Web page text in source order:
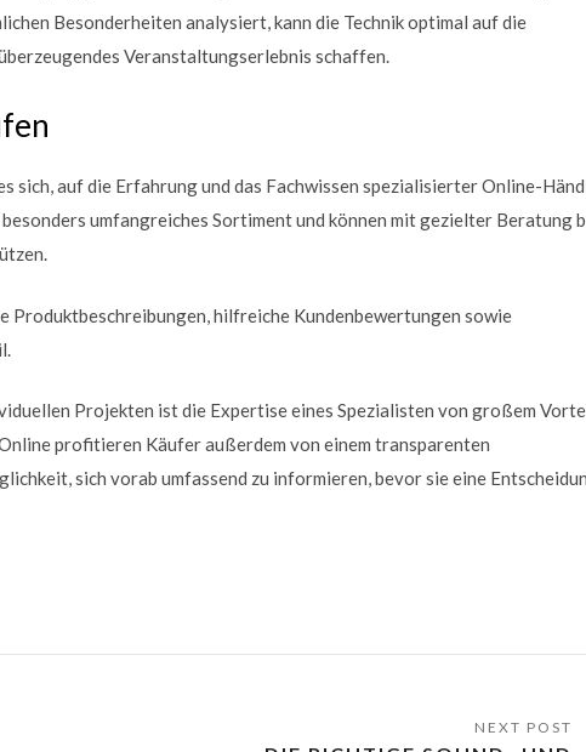
Besonderheiten analysiert, kann die Technik optimal auf die
Veranstaltungserlebnis schaffen.
sich, auf die Erfahrung und das Fachwissen spezialisierter Online-
umfangreiches Sortiment und können mit gezielter Beratung
Produktbeschreibungen, hilfreiche Kundenbewertungen sowie
Projekten ist die Expertise eines Spezialisten von großem
profitieren Käufer außerdem von einem transparenten
sich vorab umfassend zu informieren, bevor sie eine